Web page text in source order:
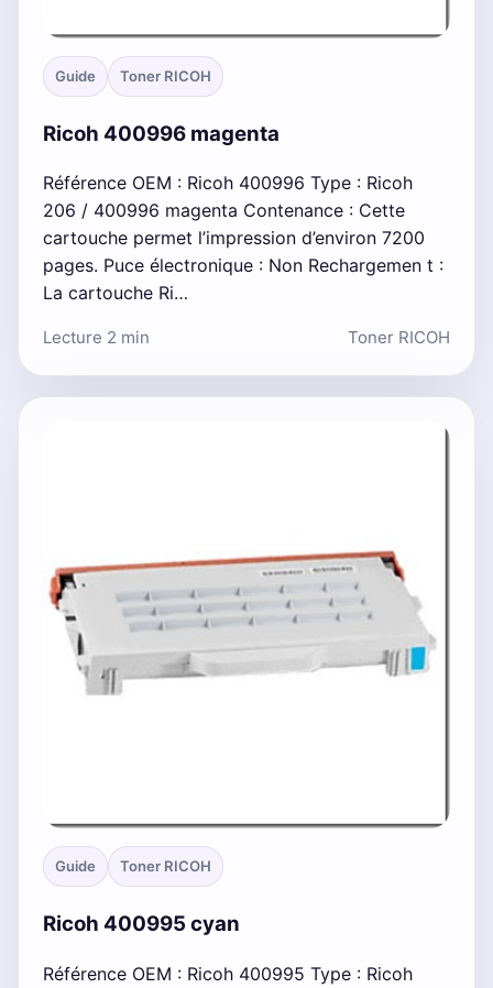
Guide Toner RICOH
Ricoh 400996 magenta
Référence OEM : Ricoh 400996 Type : Ricoh
206 / 400996 magenta Contenance : Cette
cartouche permet l’impression d’environ 7200
pages. Puce électronique : Non Rechargemen t :
La cartouche Ri…
Lecture 2 min Toner RICOH
Guide Toner RICOH
Ricoh 400995 cyan
Référence OEM : Ricoh 400995 Type : Ricoh